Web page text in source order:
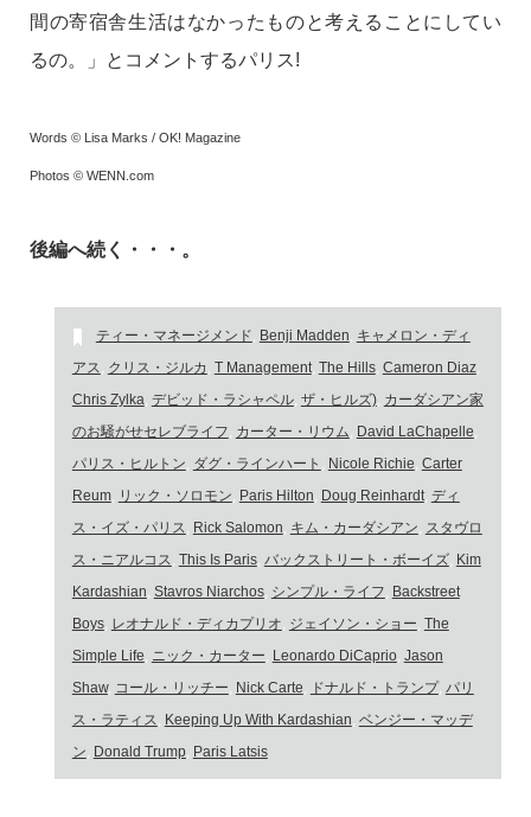
間の寄宿舎生活はなかったものと考えることにしてい
るの。」とコメントするパリス!
Words © Lisa Marks / OK! Magazine
Photos © WENN.com
後編へ続く・・・。
ティー・マネージメンド, Benji Madden, キャメロン・ディ
アス, クリス・ジルカ , T Management, The Hills, Cameron Diaz,
Chris Zylka, デビッド・ラシャペル, ザ・ヒルズ), カーダシアン家
のお騒がせセレブライフ, カーター・リウム, David LaChapelle,
パリス・ヒルトン, ダグ・ラインハート , Nicole Richie, Carter
Reum, リック・ソロモン, Paris Hilton, Doug Reinhardt, ディ
ス・イズ・パリス, Rick Salomon, キム・カーダシアン, スタヴロ
ス・ニアルコス, This Is Paris, バックストリート・ボーイズ, Kim
Kardashian, Stavros Niarchos, シンプル・ライフ, Backstreet
Boys, レオナルド・ディカプリオ, ジェイソン・ショー, The
Simple Life, ニック・カーター, Leonardo DiCaprio, Jason
Shaw, コール・リッチー, Nick Carte, ドナルド・トランプ, パリ
ス・ラティス, Keeping Up With Kardashian, ベンジー・マッデ
ン, Donald Trump, Paris Latsis